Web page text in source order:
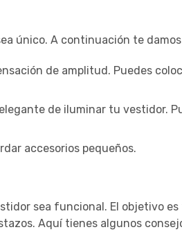
único. A continuación te
de amplitud. Puedes
de iluminar tu vestidor.
accesorios pequeños.
sea funcional. El objetivo
Aquí tienes algunos